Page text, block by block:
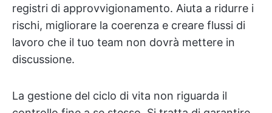
registri di approvvigionamento. Aiuta a ridurre i
rischi, migliorare la coerenza e creare flussi di
lavoro che il tuo team non dovrà mettere in
discussione.
La gestione del ciclo di vita non riguarda il